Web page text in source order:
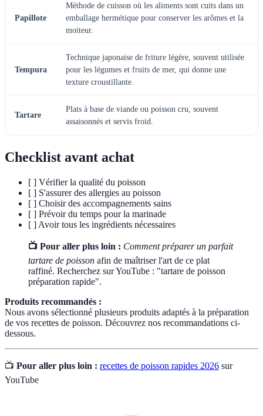
Papillote
Méthode de cuisson où les aliments sont cuits dans un
emballage hermétique pour conserver les arômes et la
moiteur.
Tempura
Technique japonaise de friture légère, souvent utilisée
pour les légumes et fruits de mer, qui donne une
texture croustillante.
Tartare
Plats à base de viande ou poisson cru, souvent
assaisonnés et servis froid.
Checklist avant achat
[ ] Vérifier la qualité du poisson
[ ] S'assurer des allergies au poisson
[ ] Choisir des accompagnements sains
[ ] Prévoir du temps pour la marinade
[ ] Avoir tous les ingrédients nécessaires
📺 Pour aller plus loin : Comment préparer un parfait
tartare de poisson afin de maîtriser l'art de ce plat
raffiné. Recherchez sur YouTube : "tartare de poisson
préparation rapide".
Produits recommandés :
Nous avons sélectionné plusieurs produits adaptés à la préparation
de vos recettes de poisson. Découvrez nos recommandations ci-
dessous.
📺 Pour aller plus loin : recettes de poisson rapides 2026 sur
YouTube